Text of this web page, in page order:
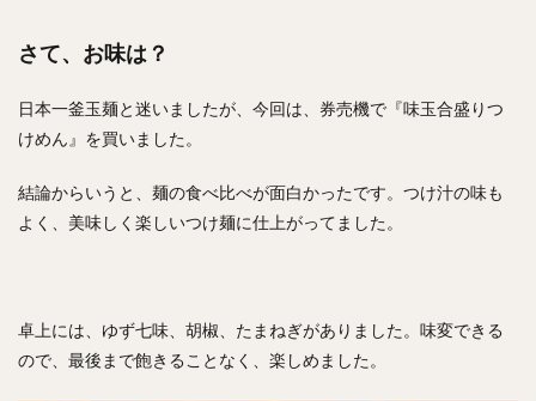
さて、お味は？
日本一釜玉麺と迷いましたが、今回は、券売機で『味玉合盛りつ
けめん』を買いました。
結論からいうと、麺の食べ比べが面白かったです。つけ汁の味も
よく、美味しく楽しいつけ麺に仕上がってました。
卓上には、ゆず七味、胡椒、たまねぎがありました。味変できる
ので、最後まで飽きることなく、楽しめました。